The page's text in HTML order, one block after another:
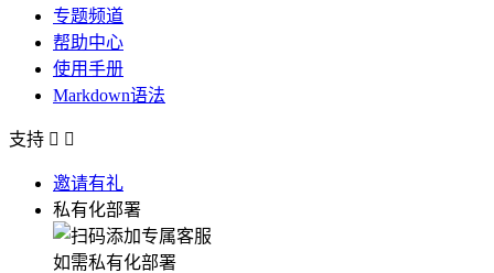
专题频道
帮助中心
使用手册
Markdown语法
支持  
邀请有礼
私有化部署
如需私有化部署